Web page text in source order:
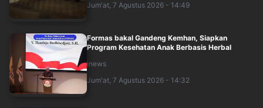
Jum'at, 7 Agustus 2026 - 14:49
Formas bakal Gandeng Kemhan, Siapkan
Program Kesehatan Anak Berbasis Herbal
inews
Jum'at, 7 Agustus 2026 - 14:32